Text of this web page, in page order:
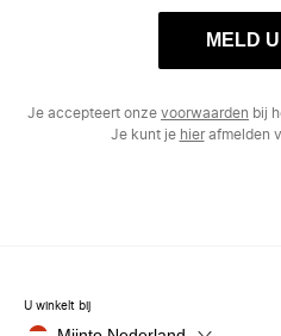
MELD
Je accepteert onze voorwaarden bij
Je kunt je hierafmelden
U winkelt bij